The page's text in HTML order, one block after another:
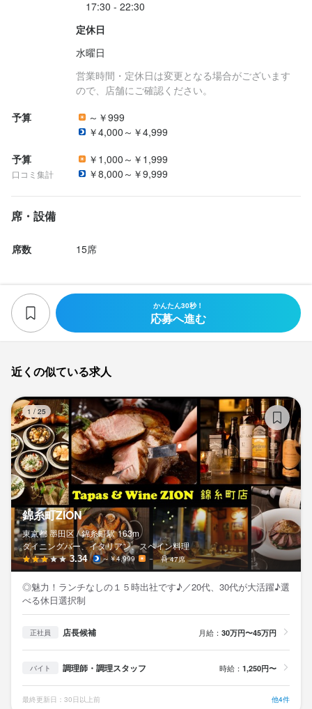
定休日
水曜日
営業時間・定休日は変更となる場合がございます
ので、店舗にご確認ください。
予算
～￥999
￥4,000～￥4,999
予算
口コミ集計
￥1,000～￥1,999
￥8,000～￥9,999
席・設備
席数 15席
かんたん30秒！
応募へ進む
近くの似ている求人
1 / 25
錦糸町ZION
東京都 墨田区 / 錦糸町駅 163m
ダイニングバー、イタリアン、スペイン料理
3.34 ～￥4,999 － 47席
◎魅力！ランチなしの１５時出社です♪／20代、30代が大活躍♪選
べる休日選択制
正社員 店長候補 月給： 30万円〜45万円
バイト 調理師・調理スタッフ 時給： 1,250円〜
最終更新日：30日以上前 他4件